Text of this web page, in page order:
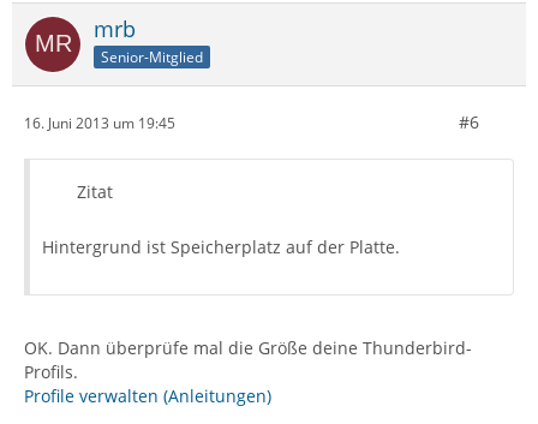
mrb
Senior-Mitglied
16. Juni 2013 um 19:45 #6
Zitat
Hintergrund ist Speicherplatz auf der Platte.
OK. Dann überprüfe mal die Größe deine Thunderbird-
Profils.
Profile verwalten (Anleitungen)